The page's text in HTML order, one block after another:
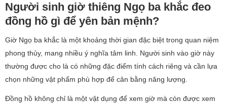
Người sinh giờ thiêng Ngọ ba khắc đeo
đồng hồ gì để yên bản mệnh?
Giờ Ngọ ba khắc là một khoảng thời gian đặc biệt trong quan niệm
phong thủy, mang nhiều ý nghĩa tâm linh. Người sinh vào giờ này
thường được cho là có những đặc điểm tính cách riêng và cần lựa
chọn những vật phẩm phù hợp để cân bằng năng lượng.
Đồng hồ không chỉ là một vật dụng để xem giờ mà còn được xem